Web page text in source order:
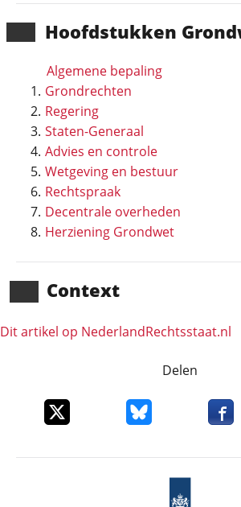
Hoofd­stukken
Algemene bepaling
Grondrechten
Regering
Staten-Generaal
Advies en controle
Wetgeving en bestuur
Rechtspraak
Decentrale overheden
Herziening Grondwet
Context
Dit artikel op NederlandRechts­staat.nl
Delen
Deel dit item op XDeel dit item opDeel